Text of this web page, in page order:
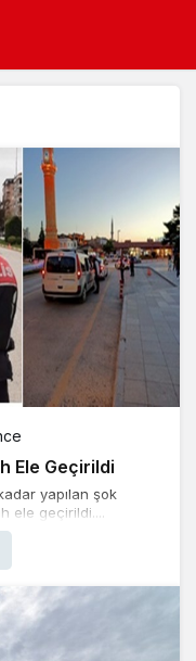
Ele Geçirildi
yapılan şok
ele geçirildi....